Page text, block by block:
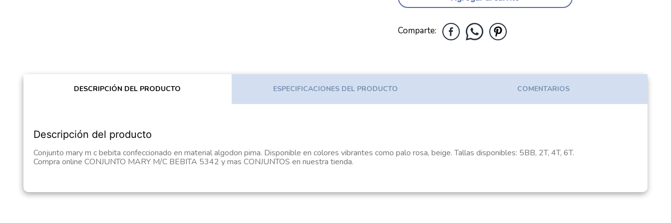
Comparte
DESCRIPCIÓN DEL PRODUCTO ESPECIFICACIONES DEL PRODUCTO COMENTARIOS
Descripción del producto
Conjunto mary m c bebita confeccionado en material algodon pima. Disponible en colores vibrantes como palo rosa, beige. Tallas disponibles: 5BB, 2T, 4T, 6T.
Compra online CONJUNTO MARY M/C BEBITA 5342 y mas CONJUNTOS en nuestra tienda.